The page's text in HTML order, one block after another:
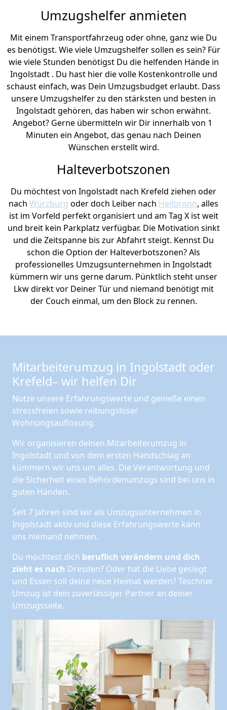
Umzugshelfer anmieten
Mit einem Transportfahrzeug oder ohne, ganz wie Du
es benötigst. Wie viele Umzugshelfer sollen es sein? Für
wie viele Stunden benötigst Du die helfenden Hände in
Ingolstadt . Du hast hier die volle Kostenkontrolle und
schaust einfach, was Dein Umzugsbudget erlaubt. Dass
unsere Umzugshelfer zu den stärksten und besten in
Ingolstadt gehören, das haben wir schon erwähnt.
Angebot? Gerne übermitteln wir Dir innerhalb von 1
Minuten ein Angebot, das genau nach Deinen
Wünschen erstellt wird.
Halteverbotszonen
Du möchtest von Ingolstadt nach Krefeld ziehen oder
nach Würzburg oder doch Leiber nach Heilbronn, alles
ist im Vorfeld perfekt organisiert und am Tag X ist weit
und breit kein Parkplatz verfügbar. Die Motivation sinkt
und die Zeitspanne bis zur Abfahrt steigt. Kennst Du
schon die Option der Halteverbotszonen? Als
professionelles Umzugsunternehmen in Ingolstadt
kümmern wir uns gerne darum. Pünktlich steht unser
Lkw direkt vor Deiner Tür und niemand benötigt mit
der Couch einmal, um den Block zu rennen.
Mitarbeiterumzug in Ingolstadt oder
Krefeld– wir helfen Dir
Nutze unsere Erfahrungswerte und genieße einen
stressfreien sowie reibungsloser
Wohnungsauflösung.
Wir organisieren deinen Mitarbeiterumzug in
Ingolstadt und von dem ersten Handschlag an
kümmern wir uns um alles. Die Verantwortung und
die Sicherheit eines Behördenumzugs sind bei uns in
guten Händen.
Seit 7 Jahren sind wir als Umzugsunternehmen in
Ingolstadt aktiv und diese Erfahrungswerte kann
uns niemand nehmen.
Du möchtest dich beruflich verändern und dich
zieht es nach Dresden? Oder hat die Liebe gesiegt
und Essen soll deine neue Heimat werden? Teschner
Umzug ist dein zuverlässiger Partner an deiner
Umzugsseite.